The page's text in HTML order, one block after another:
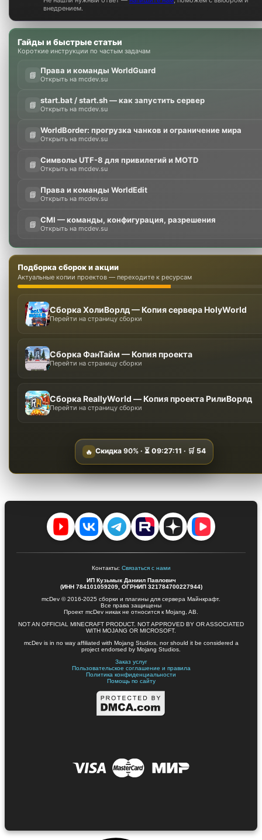
внедрением.
Гайды и быстрые статьи
Короткие инструкции по частым задачам
📘 Права и команды WorldGuard
Открыть на mcdev.su
📘 start.bat / start.sh — как запустить сервер
Открыть на mcdev.su
📘 WorldBorder: прогрузка чанков и ограничение мира
Открыть на mcdev.su
📘 Символы UTF-8 для привилегий и MOTD
Открыть на mcdev.su
📘 Права и команды WorldEdit
Открыть на mcdev.su
📘 CMI — команды, конфигурация, разрешения
Открыть на mcdev.su
Подборка сборок и акции
Актуальные копии проектов — переходите к ресурсам
Сборка ХолиВорлд — Копия сервера HolyWorld
Перейти на страницу сборки
Сборка ФанТайм — Копия проекта
Перейти на страницу сборки
Сборка ReallyWorld — Копия проекта РилиВорлд
Перейти на страницу сборки
🔥 Скидка 90%· ⏳ 09:27:10 · 🛒54
Контакты: Связаться с нами
ИП Кузьмык Даниил Павлович
(ИНН 784101059209, ОГРНИП 321784700227944)
mcDev © 2016-2025 сборки и плагины для сервера Майнкрафт.
Все права защищены
Проект mcDev никак не относится к Mojang, AB.
NOT AN OFFICIAL MINECRAFT PRODUCT. NOT APPROVED BY OR ASSOCIATED
WITH MOJANG OR MICROSOFT.
mcDev is in no way affiliated with Mojang Studios, nor should it be considered a
project endorsed by Mojang Studios.
Заказ услуг
Пользовательское соглашение и правила
Политика конфиденциальности
Помощь по сайту